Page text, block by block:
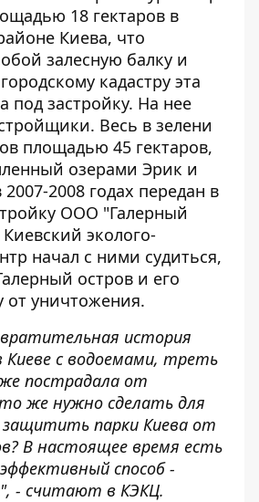
18 гектаров в
Киева, что
залесную балку и
кадастру эта
под застройку. На нее
Весь в зелени
площадью 45 гектаров,
озерами Эрик и
2008 годах передан в
ООО "Галерный
эколого-
начал с ними судиться,
остров и его
от уничтожения.
история
Киеве с водоемами, треть
пострадала от
же нужно сделать для
парки Киева от
В настоящее время есть
способ -
- считают в КЭКЦ.